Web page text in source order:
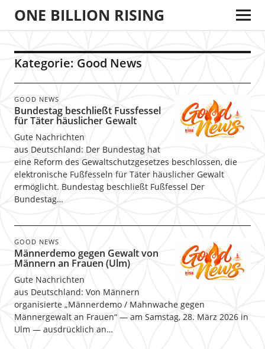
ONE BILLION RISING
Kategorie: Good News
GOOD NEWS
Bundestag beschließt Fussfessel
für Täter häuslicher Gewalt
Gute Nachrichten
aus Deutschland: Der Bundestag hat
eine Reform des Gewaltschutzgesetzes beschlossen, die
elektronische Fußfesseln für Täter häuslicher Gewalt
ermöglicht. Bundestag beschließt Fußfessel Der
Bundestag…
GOOD NEWS
Männerdemo gegen Gewalt von
Männern an Frauen (Ulm)
Gute Nachrichten
aus Deutschland: Von Männern
organisierte „Männerdemo / Mahnwache gegen
Männergewalt an Frauen“ — am Samstag, 28. März 2026 in
Ulm — ausdrücklich an…